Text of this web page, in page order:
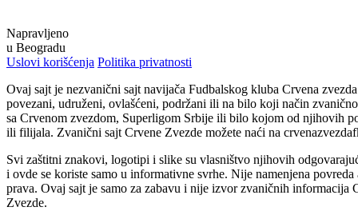
Napravljeno
u Beogradu
Uslovi korišćenja Politika privatnosti
Ovaj sajt je nezvanični sajt navijača Fudbalskog kluba Crvena
povezani, udruženi, ovlašćeni, podržani ili na bilo koji način
sa Crvenom zvezdom, Superligom Srbije ili bilo kojom od njihovih
ili filijala. Zvanični sajt Crvene Zvezde možete naći na
Svi zaštitni znakovi, logotipi i slike su vlasništvo njihovih
i ovde se koriste samo u informativne svrhe. Nije namenjena povreda
prava. Ovaj sajt je samo za zabavu i nije izvor zvaničnih informacija
Zvezde.